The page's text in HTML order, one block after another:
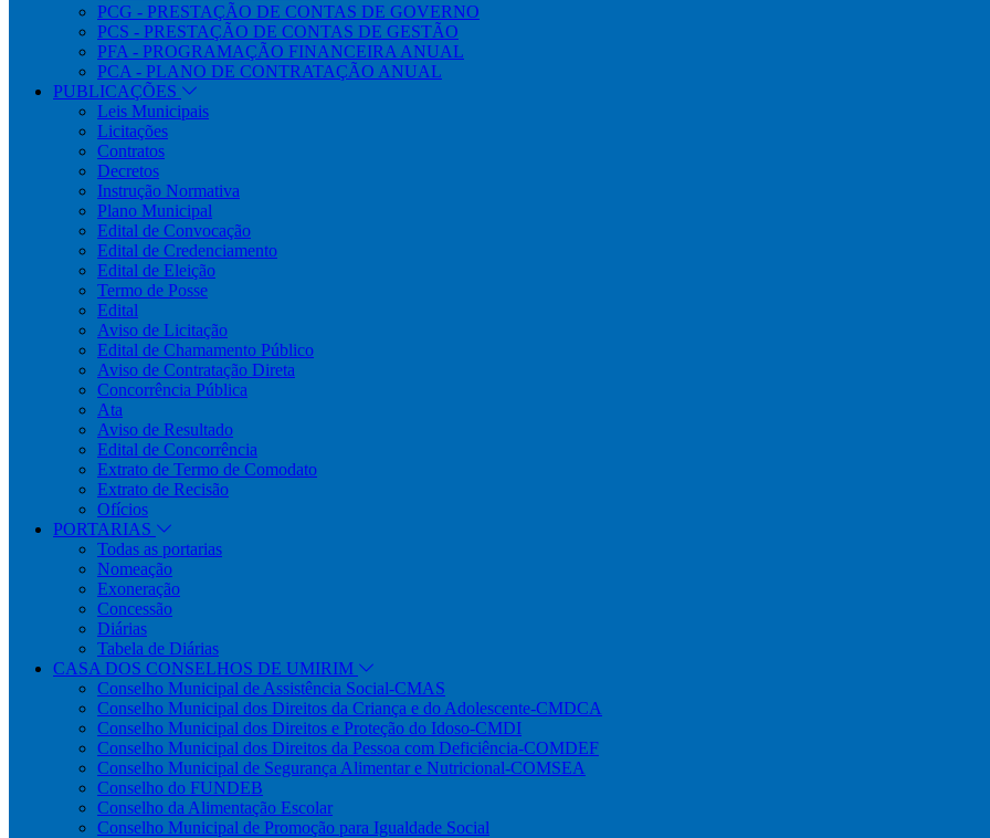
PCG - PRESTAÇÃO DE CONTAS DE GOVERNO
PCS - PRESTAÇÃO DE CONTAS DE GESTÃO
PFA - PROGRAMAÇÃO FINANCEIRA ANUAL
PCA - PLANO DE CONTRATAÇÃO ANUAL
PUBLICAÇÕES
Leis Municipais
Licitações
Contratos
Decretos
Instrução Normativa
Plano Municipal
Edital de Convocação
Edital de Credenciamento
Edital de Eleição
Termo de Posse
Edital
Aviso de Licitação
Edital de Chamamento Público
Aviso de Contratação Direta
Concorrência Pública
Ata
Aviso de Resultado
Edital de Concorrência
Extrato de Termo de Comodato
Extrato de Recisão
Ofícios
PORTARIAS
Todas as portarias
Nomeação
Exoneração
Concessão
Diárias
Tabela de Diárias
CASA DOS CONSELHOS DE UMIRIM
Conselho Municipal de Assistência Social-CMAS
Conselho Municipal dos Direitos da Criança e do Adolescente-CMDCA
Conselho Municipal dos Direitos e Proteção do Idoso-CMDI
Conselho Municipal dos Direitos da Pessoa com Deficiência-COMDEF
Conselho Municipal de Segurança Alimentar e Nutricional-COMSEA
Conselho do FUNDEB
Conselho da Alimentação Escolar
Conselho Municipal de Promoção para Igualdade Social